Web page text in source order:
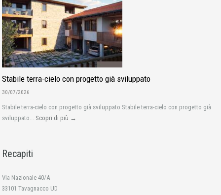
Stabile terra-cielo con progetto già sviluppato
30/07/2026
Stabile terra-cielo con progetto già sviluppato Stabile terra-cielo con progetto già
sviluppato... Scopri di più →
Recapiti
Via Nazionale 40/A
33101 Tavagnacco UD